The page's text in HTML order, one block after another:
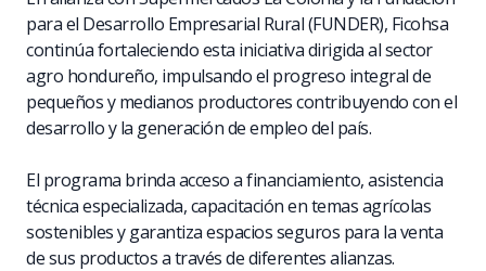
para el Desarrollo Empresarial Rural (FUNDER), Ficohsa
continúa fortaleciendo esta iniciativa dirigida al sector
agro hondureño, impulsando el progreso integral de
pequeños y medianos productores contribuyendo con el
desarrollo y la generación de empleo del país.
El programa brinda acceso a financiamiento, asistencia
técnica especializada, capacitación en temas agrícolas
sostenibles y garantiza espacios seguros para la venta
de sus productos a través de diferentes alianzas.